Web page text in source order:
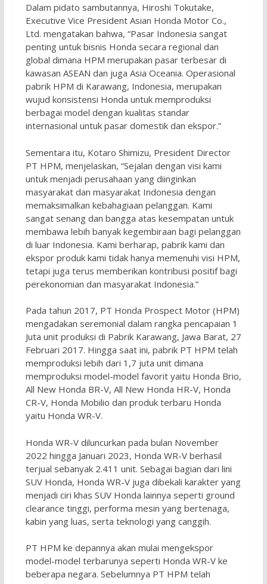
Dalam pidato sambutannya, Hiroshi Tokutake,
Executive Vice President Asian Honda Motor Co.,
Ltd. mengatakan bahwa, “Pasar Indonesia sangat
penting untuk bisnis Honda secara regional dan
global dimana HPM merupakan pasar terbesar di
kawasan ASEAN dan juga Asia Oceania. Operasional
pabrik HPM di Karawang, Indonesia, merupakan
wujud konsistensi Honda untuk memproduksi
berbagai model dengan kualitas standar
internasional untuk pasar domestik dan ekspor.”
Sementara itu, Kotaro Shimizu, President Director
PT HPM, menjelaskan, “Sejalan dengan visi kami
untuk menjadi perusahaan yang diinginkan
masyarakat dan masyarakat Indonesia dengan
memaksimalkan kebahagiaan pelanggan. Kami
sangat senang dan bangga atas kesempatan untuk
membawa lebih banyak kegembiraan bagi pelanggan
di luar Indonesia. Kami berharap, pabrik kami dan
ekspor produk kami tidak hanya memenuhi visi HPM,
tetapi juga terus memberikan kontribusi positif bagi
perekonomian dan masyarakat Indonesia.”
Pada tahun 2017, PT Honda Prospect Motor (HPM)
mengadakan seremonial dalam rangka pencapaian 1
Juta unit produksi di Pabrik Karawang, Jawa Barat, 27
Februari 2017. Hingga saat ini, pabrik PT HPM telah
memproduksi lebih dari 1,7 juta unit dimana
memproduksi model-model favorit yaitu Honda Brio,
All New Honda BR-V, All New Honda HR-V, Honda
CR-V, Honda Mobilio dan produk terbaru Honda
yaitu Honda WR-V.
Honda WR-V diluncurkan pada bulan November
2022 hingga Januari 2023, Honda WR-V berhasil
terjual sebanyak 2.411 unit. Sebagai bagian dari lini
SUV Honda, Honda WR-V juga dibekali karakter yang
menjadi ciri khas SUV Honda lainnya seperti ground
clearance tinggi, performa mesin yang bertenaga,
kabin yang luas, serta teknologi yang canggih.
PT HPM ke depannya akan mulai mengekspor
model-model terbarunya seperti Honda WR-V ke
beberapa negara. Sebelumnya PT HPM telah